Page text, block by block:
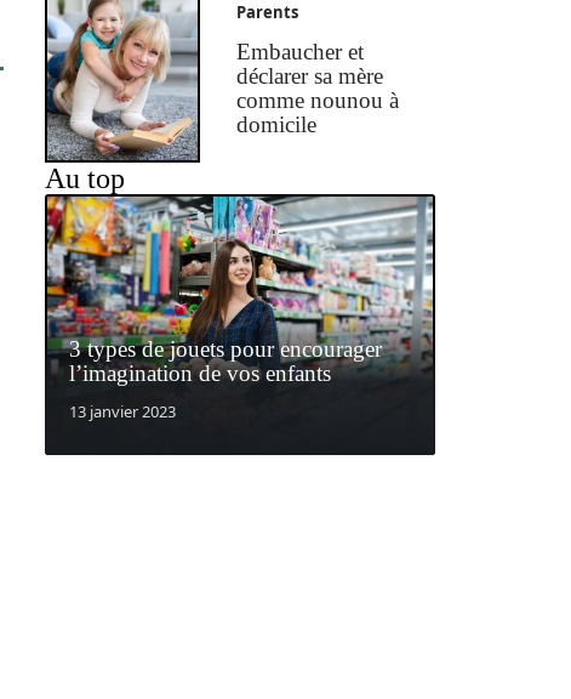
Parents
Embaucher et
déclarer sa mère
comme nounou à
domicile
Au top
3 types de jouets pour encourager
l’imagination de vos enfants
13 janvier 2023